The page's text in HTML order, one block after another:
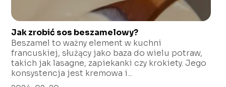
Jak zrobić sos beszamelowy?
Beszamel to ważny element w kuchni
francuskiej, służący jako baza do wielu potraw,
takich jak lasagne, zapiekanki czy krokiety. Jego
konsystencja jest kremowa i...